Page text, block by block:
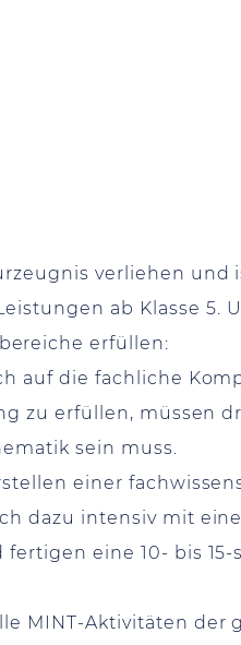
verliehen und
ab Klasse 5.
erfüllen:
auf die fachliche
zu erfüllen, müssen
sein muss.
einer
dazu intensiv mit
eine 10- bis
MINT-Aktivitäten der